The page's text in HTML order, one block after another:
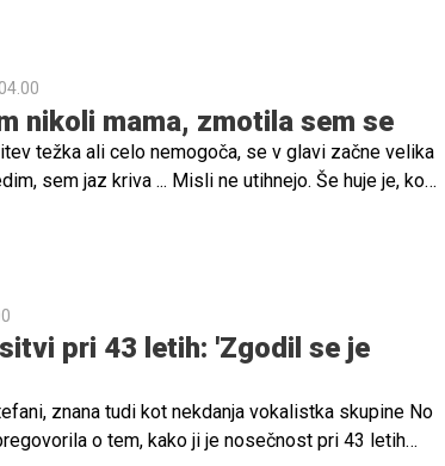
nikoli mama, zmotila sem se
težka ali celo nemogoča, se v glavi začne velika
sem jaz kriva ... Misli ne utihnejo. Še huje je, ko
pri 43 letih: 'Zgodil se je
znana tudi kot nekdanja vokalistka skupine No
o tem, kako ji je nosečnost pri 43 letih